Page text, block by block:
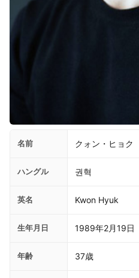
名前 クォン・ヒョク
ハングル 권혁
英名 Kwon Hyuk
生年月日 1989年2月19日
年齢 37歳